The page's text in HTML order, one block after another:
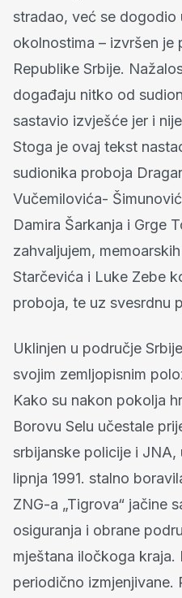
stradao, već se dogodio
okolnostima – izvršen je
Republike Srbije.
događaju nitko od
sastavio izvješće jer i
Stoga je ovaj tekst
sudionika proboja
Vučemilovića-
Damira Šarkanja i Grge
zahvaljujem,
Starčevića i Luke Zebe
proboja, te uz svesrdnu
Uklinjen u područje
svojim zemljopisnim
Kako su nakon pokolja
Borovu Selu učestale
srbijanske policije i JNA,
lipnja 1991. stalno
ZNG-a „Tigrova“ jačine
osiguranja i obrane
mještana iločkoga kraja.
periodično izmjenjivane.